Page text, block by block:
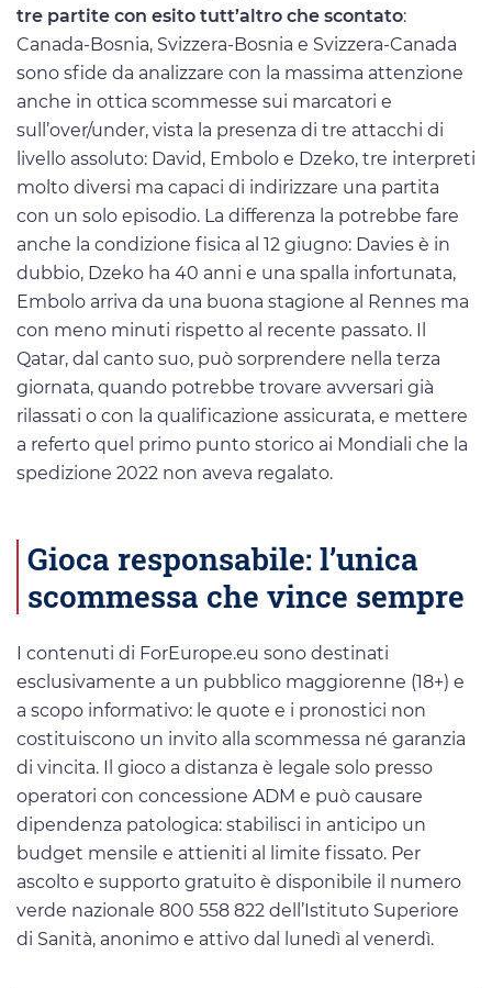
tre partite con esito tutt’altro che scontato:
Canada-Bosnia, Svizzera-Bosnia e Svizzera-Canada
sono sfide da analizzare con la massima attenzione
anche in ottica scommesse sui marcatori e
sull’over/under, vista la presenza di tre attacchi di
livello assoluto: David, Embolo e Dzeko, tre interpreti
molto diversi ma capaci di indirizzare una partita
con un solo episodio. La differenza la potrebbe fare
anche la condizione fisica al 12 giugno: Davies è in
dubbio, Dzeko ha 40 anni e una spalla infortunata,
Embolo arriva da una buona stagione al Rennes ma
con meno minuti rispetto al recente passato. Il
Qatar, dal canto suo, può sorprendere nella terza
giornata, quando potrebbe trovare avversari già
rilassati o con la qualificazione assicurata, e mettere
a referto quel primo punto storico ai Mondiali che la
spedizione 2022 non aveva regalato.
Gioca responsabile: l’unica
scommessa che vince sempre
I contenuti di ForEurope.eu sono destinati
esclusivamente a un pubblico maggiorenne (18+) e
a scopo informativo: le quote e i pronostici non
costituiscono un invito alla scommessa né garanzia
di vincita. Il gioco a distanza è legale solo presso
operatori con concessione ADM e può causare
dipendenza patologica: stabilisci in anticipo un
budget mensile e attieniti al limite fissato. Per
ascolto e supporto gratuito è disponibile il numero
verde nazionale 800 558 822 dell’Istituto Superiore
di Sanità, anonimo e attivo dal lunedì al venerdì.